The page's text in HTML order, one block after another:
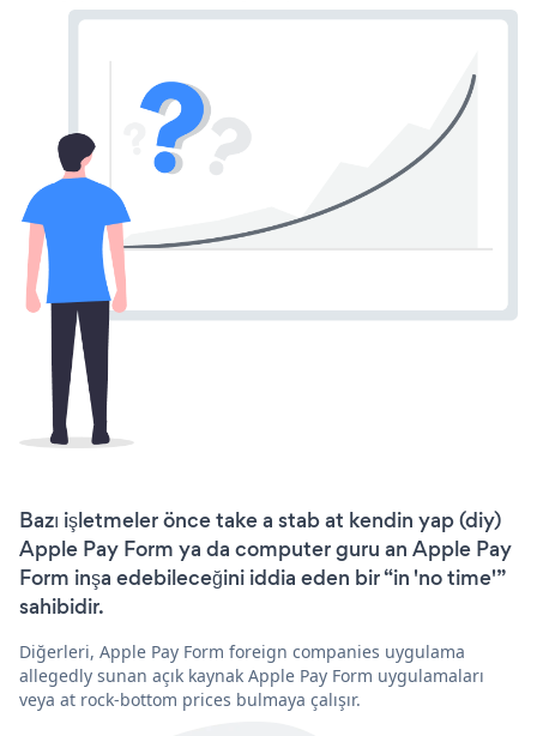
Bazı işletmeler önce take a stab at kendin yap (diy)
Apple Pay Form ya da computer guru an Apple Pay
Form inşa edebileceğini iddia eden bir “in 'no time'”
sahibidir.
Diğerleri, Apple Pay Form foreign companies uygulama
allegedly sunan açık kaynak Apple Pay Form uygulamaları
veya at rock-bottom prices bulmaya çalışır.